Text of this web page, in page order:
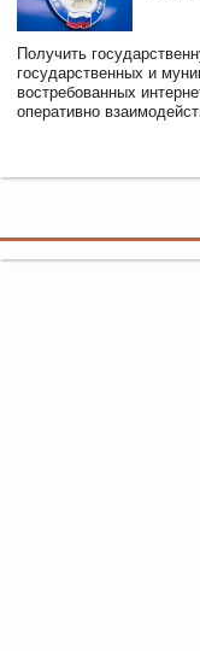
Получить
государственных и
востребованных
оперативно